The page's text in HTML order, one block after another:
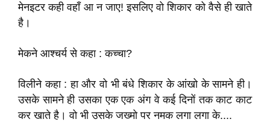
मेनइटर कही वहाँ आ न जाए! इसलिए वो शिकार को वैसे ही खाते
है।
मेकने आश्चर्य से कहा : कच्चा?
विलीने कहा : हा और वो भी बंधे शिकार के आंखो के सामने ही।
उसके सामने ही उसका एक एक अंग वे कई दिनों तक काट काट
कर खाते है। वो भी उसके जख्मो पर नमक लगा लगा के....